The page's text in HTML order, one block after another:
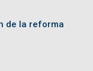
de la reforma